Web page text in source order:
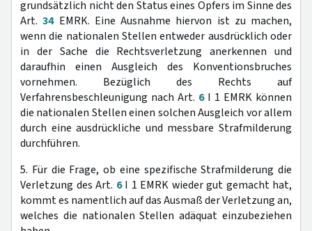
grundsätzlich nicht den Status eines Opfers im Sinne des
Art.34EMRK. Eine Ausnahme hiervon ist zu machen,
wenn die nationalen Stellen entweder ausdrücklich oder
in der Sache die Rechtsverletzung anerkennen und
daraufhin einen Ausgleich des Konventionsbruches
vornehmen. Bezüglich des Rechts auf
Verfahrensbeschleunigung nach Art. 6I 1 EMRK können
die nationalen Stellen einen solchen Ausgleich vor allem
durch eine ausdrückliche und messbare Strafmilderung
durchführen.
5. Für die Frage, ob eine spezifische Strafmilderung die
Verletzung des Art. 6I 1 EMRK wieder gut gemacht hat,
kommt es namentlich auf das Ausmaß der Verletzung an,
welches die nationalen Stellen adäquat einzubeziehen